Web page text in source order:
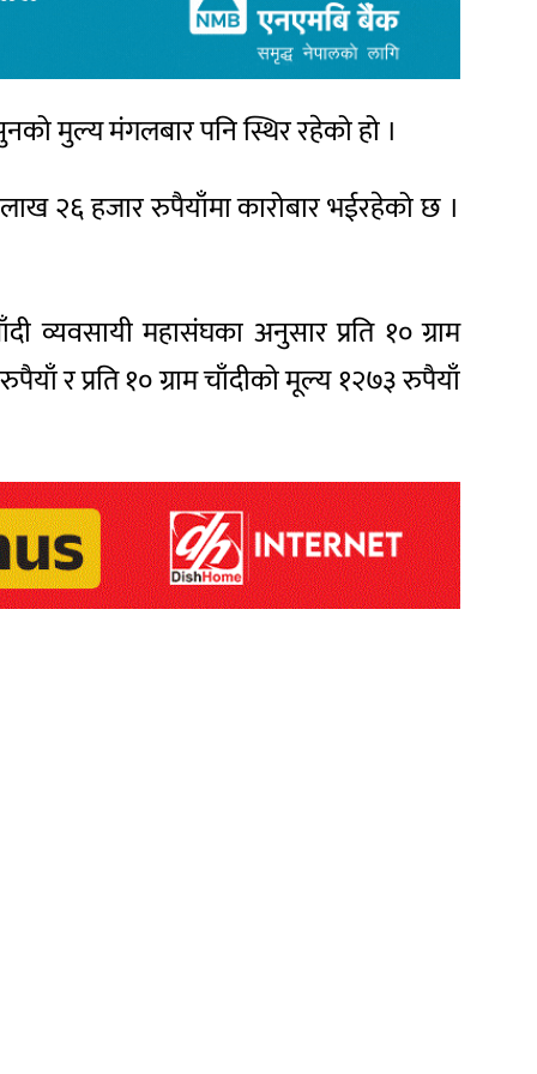
मुल्य मंगलबार पनि स्थिर रहेको हो ।
२६ हजार रुपैयाँमा कारोबार भईरहेको छ ।
व्यवसायी महासंघका अनुसार प्रति १० ग्राम
र प्रति १० ग्राम चाँदीको मूल्य १२७३ रुपैयाँ